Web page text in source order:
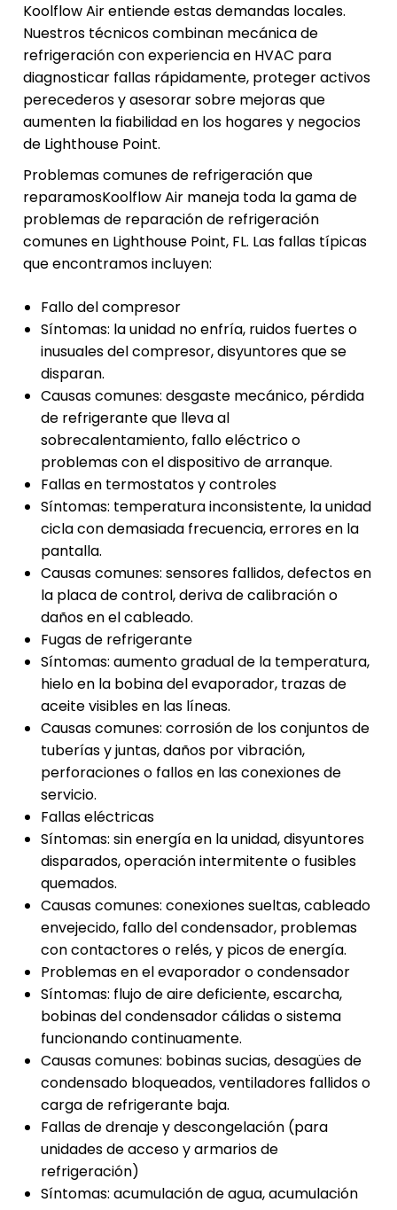
Koolflow Air entiende estas demandas locales.
Nuestros técnicos combinan mecánica de
refrigeración con experiencia en HVAC para
diagnosticar fallas rápidamente, proteger activos
perecederos y asesorar sobre mejoras que
aumenten la fiabilidad en los hogares y negocios
de Lighthouse Point.
Problemas comunes de refrigeración que
reparamosKoolflow Air maneja toda la gama de
problemas de reparación de refrigeración
comunes en Lighthouse Point, FL. Las fallas típicas
que encontramos incluyen:
Fallo del compresor
Síntomas: la unidad no enfría, ruidos fuertes o
inusuales del compresor, disyuntores que se
disparan.
Causas comunes: desgaste mecánico, pérdida
de refrigerante que lleva al
sobrecalentamiento, fallo eléctrico o
problemas con el dispositivo de arranque.
Fallas en termostatos y controles
Síntomas: temperatura inconsistente, la unidad
cicla con demasiada frecuencia, errores en la
pantalla.
Causas comunes: sensores fallidos, defectos en
la placa de control, deriva de calibración o
daños en el cableado.
Fugas de refrigerante
Síntomas: aumento gradual de la temperatura,
hielo en la bobina del evaporador, trazas de
aceite visibles en las líneas.
Causas comunes: corrosión de los conjuntos de
tuberías y juntas, daños por vibración,
perforaciones o fallos en las conexiones de
servicio.
Fallas eléctricas
Síntomas: sin energía en la unidad, disyuntores
disparados, operación intermitente o fusibles
quemados.
Causas comunes: conexiones sueltas, cableado
envejecido, fallo del condensador, problemas
con contactores o relés, y picos de energía.
Problemas en el evaporador o condensador
Síntomas: flujo de aire deficiente, escarcha,
bobinas del condensador cálidas o sistema
funcionando continuamente.
Causas comunes: bobinas sucias, desagües de
condensado bloqueados, ventiladores fallidos o
carga de refrigerante baja.
Fallas de drenaje y descongelación (para
unidades de acceso y armarios de
refrigeración)
Síntomas: acumulación de agua, acumulación